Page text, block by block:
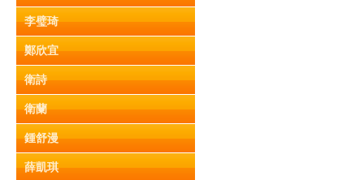
李璧琦
鄭欣宜
衛詩
衛蘭
鍾舒漫
薛凱琪